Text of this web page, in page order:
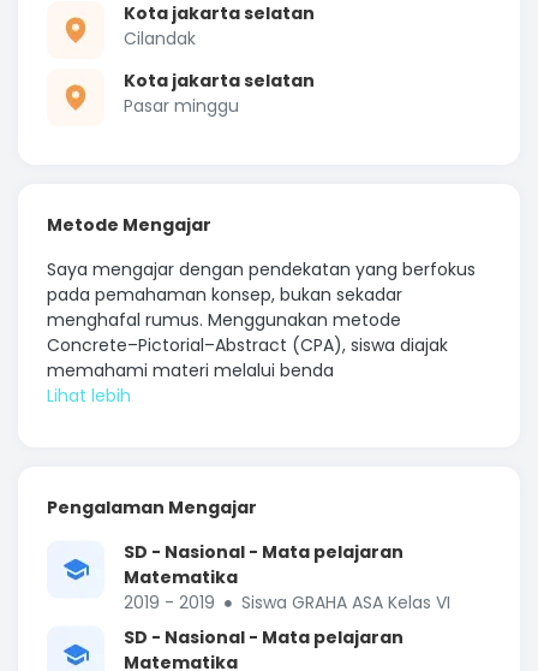
Kota jakarta selatan
Cilandak
Kota jakarta selatan
Pasar minggu
Metode Mengajar
Saya mengajar dengan pendekatan yang berfokus
pada pemahaman konsep, bukan sekadar
menghafal rumus. Menggunakan metode
Concrete–Pictorial–Abstract (CPA), siswa diajak
memahami materi melalui benda
Pengalaman Mengajar
SD - Nasional - Mata pelajaran
Matematika
2019 - 2019
Siswa GRAHA ASA Kelas VI
SD - Nasional - Mata pelajaran
Matematika